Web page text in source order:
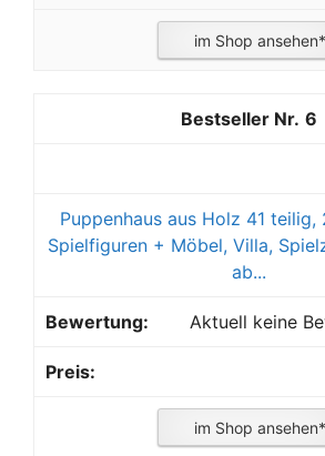
im Shop ansehen*
6
Puppenhaus aus Holz 41 teilig,
Spielfiguren + Möbel, Villa,
ab...
Aktuell keine
im Shop ansehen*